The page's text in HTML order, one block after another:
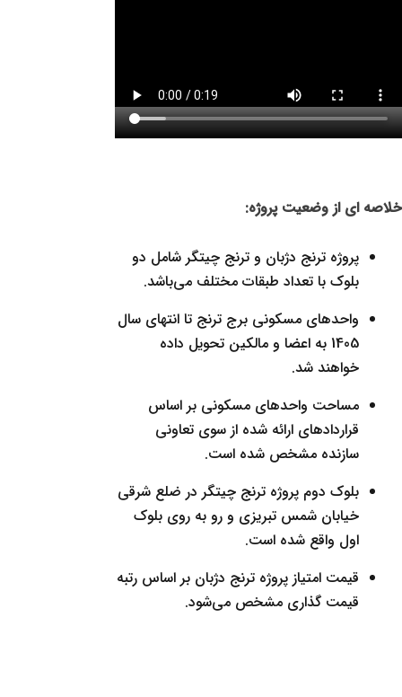
خلاصه ای از وضعیت پروژه:
پروژه ترنج دژبان و ترنج چیتگر شامل دو
بلوک با تعداد طبقات مختلف می‌باشد.
واحدهای مسکونی برج ترنج تا انتهای سال
1405 به اعضا و مالکین تحویل داده
خواهند شد.
مساحت واحدهای مسکونی بر اساس
قراردادهای ارائه شده از سوی تعاونی
سازنده مشخص شده است.
بلوک دوم پروژه ترنج چیتگر در ضلع شرقی
خیابان شمس تبریزی و رو به روی بلوک
اول واقع شده است.
قیمت امتیاز پروژه ترنج دژبان بر اساس رتبه
قیمت گذاری مشخص می‌شود.